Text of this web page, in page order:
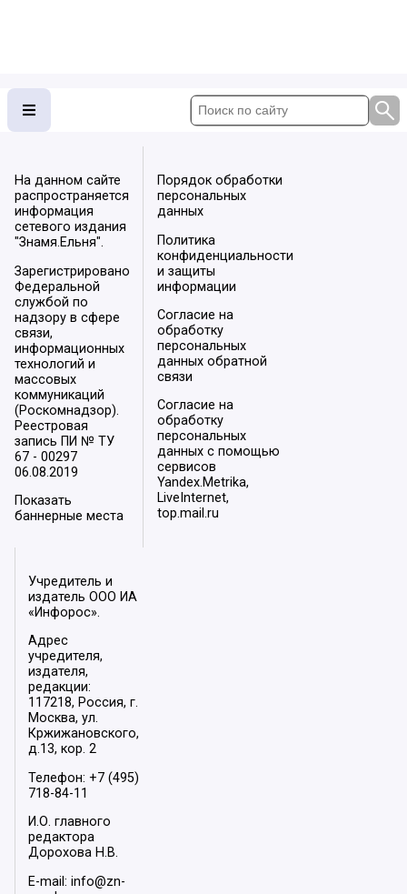
На данном сайте
распространяется
информация
сетевого издания
"Знамя.Ельня".
Зарегистрировано
Федеральной
службой по
надзору в сфере
связи,
информационных
технологий и
массовых
коммуникаций
(Роскомнадзор).
Реестровая
запись ПИ № ТУ
67 - 00297
06.08.2019
Показать
баннерные места
Порядок обработки
персональных
данных
Политика
конфиденциальности
и защиты
информации
Согласие на
обработку
персональных
данных обратной
связи
Согласие на
обработку
персональных
данных с помощью
сервисов
Yandex.Metrika,
LiveInternet,
top.mail.ru
Учредитель и
издатель ООО ИА
«Инфорос».
Адрес
учредителя,
издателя,
редакции:
117218, Россия, г.
Москва, ул.
Кржижановского,
д.13, кор. 2
Телефон: +7 (495)
718-84-11
И.О. главного
редактора
Дорохова Н.В.
E-mail: info@zn-